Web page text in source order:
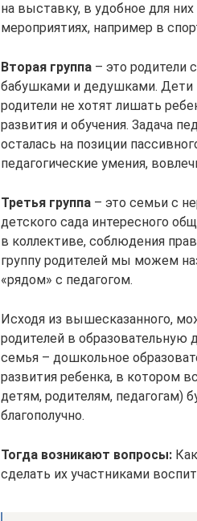
на выставку, в удобное для
мероприятиях, например в
Вторая группа – это
бабушками и дедушками. Дети
родители не хотят лишать
развития и обучения. Задача
осталась на позиции
педагогические умения,
Третья группа – это семьи с
детского сада интересного
в коллективе, соблюдения
группу родителей мы можем
«рядом» с педагогом.
Исходя из вышесказанного,
родителей в образовательную
семья – дошкольное
развития ребенка, в котором
детям, родителям, педагогам)
благополучно.
Тогда возникают вопросы:
сделать их участниками